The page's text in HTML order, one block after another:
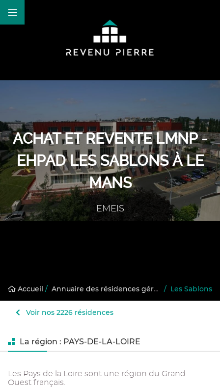
ACHAT ET REVENTE LMNP -
EHPAD LES SABLONS À LE
MANS
EMEIS
Accueil / Annuaire des résidences gérées / Les Sablons
Voir nos 2226 résidences
La région : PAYS-DE-LA-LOIRE
Les Pays de la Loire sont une région du Grand
Ouest français.